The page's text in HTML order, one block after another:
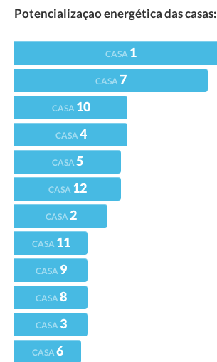
Potencializaçao energética das casas:
CASA 1
CASA7
CASA 10
CASA4
CASA5
CASA 12
CASA2
CASA 11
CASA 9
CASA8
CASA 3
CASA6